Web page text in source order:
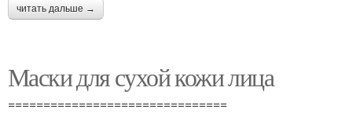
читать дальше →
Маски для сухой кожи лица
===============================